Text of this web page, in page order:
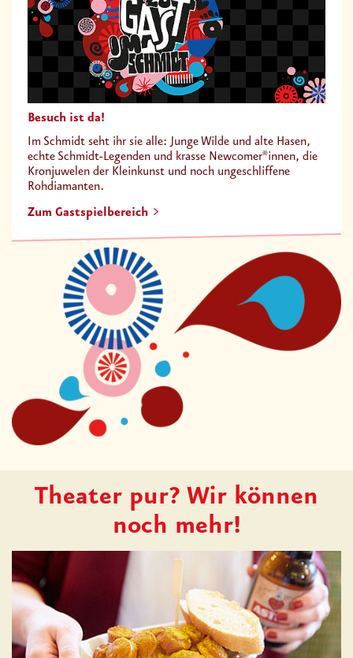
Besuch ist da!
Im Schmidt seht ihr sie alle: Junge Wilde und alte Hasen,
echte Schmidt-Legenden und krasse Newcomer*innen, die
Kronjuwelen der Kleinkunst und noch ungeschliffene
Rohdiamanten.
Zum Gastspielbereich
Theater pur? Wir können
noch mehr!